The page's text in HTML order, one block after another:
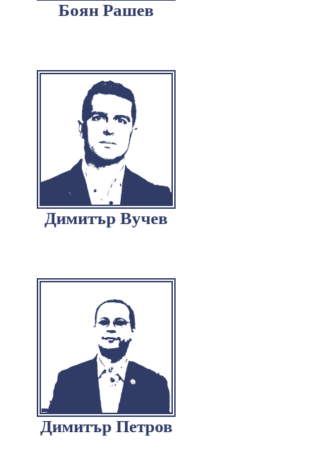
Боян Рашев
Димитър Вучев
Димитър Петров